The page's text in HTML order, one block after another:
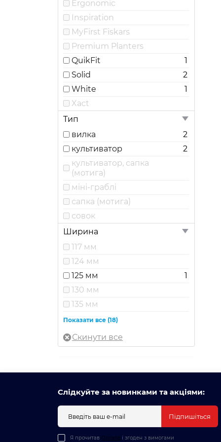
Ergonomic
Inspiration
MyFirst Fiskars
Premium Planters
QuikFit
1
Solid
2
White
1
Xact
Тип
вилка
2
культиватор
2
культиватор, сапка
(мотига)
міні-граблі
сапка (мотига)
совок
Ширина
117 мм
124 мм
125 мм
1
130 мм
135 мм
148 мм
150 мм
155 мм
199 мм
200 мм
205 мм
Показати все (18)
Слідкуйте за новинками та акціями:
Підпишіться
Я прочитав Оплата і згоден з вимогами